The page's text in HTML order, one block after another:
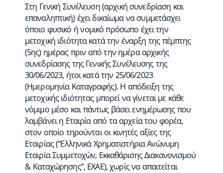
Στη Γενική Συνέλευση (αρχική συνεδρίαση και
επαναληπτική) έχει δικαίωμα να συμμετάσχει
όποιο φυσικό ή νομικό πρόσωπο έχει την
μετοχική ιδιότητα κατά την έναρξη της πέμπτης
(5ης) ημέρας πριν από την ημέρα αρχικής
συνεδρίασης της Γενικής Συνέλευσης της
30/06/2023, ήτοι κατά την 25/06/2023
(Ημερομηνία Καταγραφής). Η απόδειξη της
μετοχικής ιδιότητας μπορεί να γίνεται με κάθε
νόμιμο μέσο και πάντως βάσει ενημέρωσης που
λαμβάνει η Εταιρία από τα αρχεία του φορέα,
στον οποίο τηρούνται οι κινητές αξίες της
Εταιρίας (“Ελληνικά Χρηματιστήρια Ανώνυμη
Εταιρία Συμμετοχών, Εκκαθάρισης Διακανονισμού
& Καταχώρησης”, ΕΧΑΕ), χωρίς να απαιτείται